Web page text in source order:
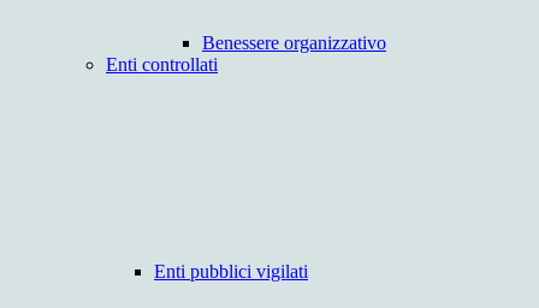
Benessere organizzativo
Enti controllati
Enti pubblici vigilati